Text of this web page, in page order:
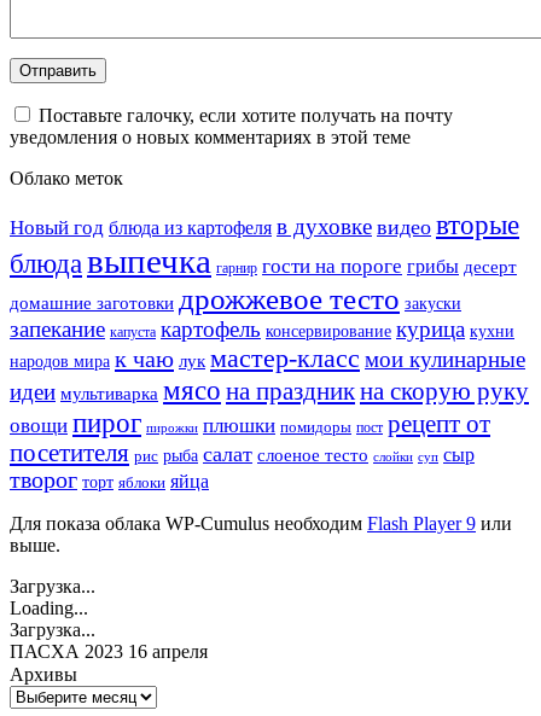
Поставьте галочку, если хотите получать на почту
уведомления о новых комментариях в этой теме
Облако меток
Новый год блюда из картофеля в духовке видео вторые
блюдавыпечка гарнир гости на пороге грибы десерт
домашние заготовки дрожжевое тесто закуски
запекание капуста картофель консервирование курица кухни
народов мира к чаю лук мастер-класс мои кулинарные
идеи мультиварка мясо на праздникна скорую руку
овощи пирог пирожки плюшки помидоры пост рецепт от
посетителя рис рыба салат слоеное тесто слойки суп сыр
творог торт яблоки яйца
Для показа облака WP-Cumulus необходим Flash Player 9 или
выше.
Загрузка...
Loading...
Загрузка...
ПАСХА 2023 16 апреля
Архивы
Архивы